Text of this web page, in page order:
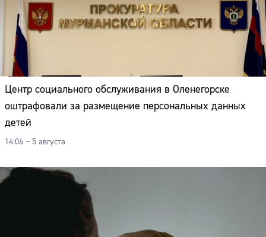
Центр социального обслуживания в Оленегорске
оштрафовали за размещение персональных данных
детей
14:06 – 5 августа